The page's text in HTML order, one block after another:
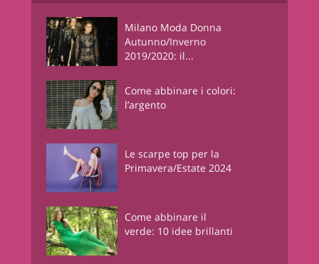
Milano Moda Donna
Autunno/Inverno
2019/2020: il...
Come abbinare i colori:
l’argento
Le scarpe top per la
Primavera/Estate 2024
Come abbinare il
verde: 10 idee brillanti